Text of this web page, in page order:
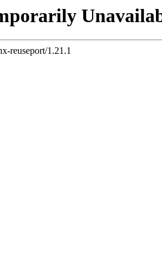
reuseport/1.21.1